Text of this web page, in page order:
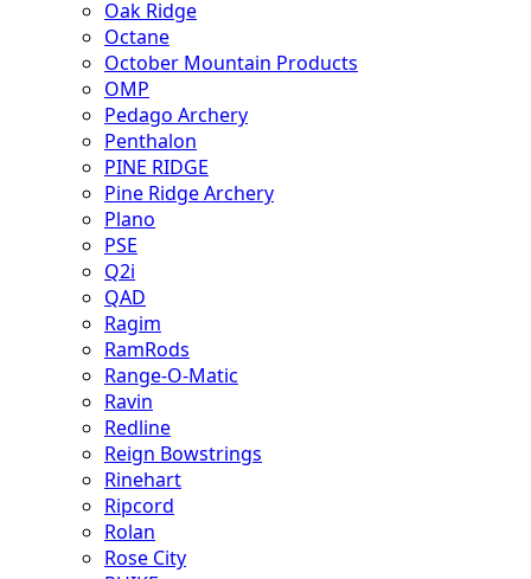
Oak Ridge
Octane
October Mountain Products
OMP
Pedago Archery
Penthalon
PINE RIDGE
Pine Ridge Archery
Plano
PSE
Q2i
QAD
Ragim
RamRods
Range-O-Matic
Ravin
Redline
Reign Bowstrings
Rinehart
Ripcord
Rolan
Rose City